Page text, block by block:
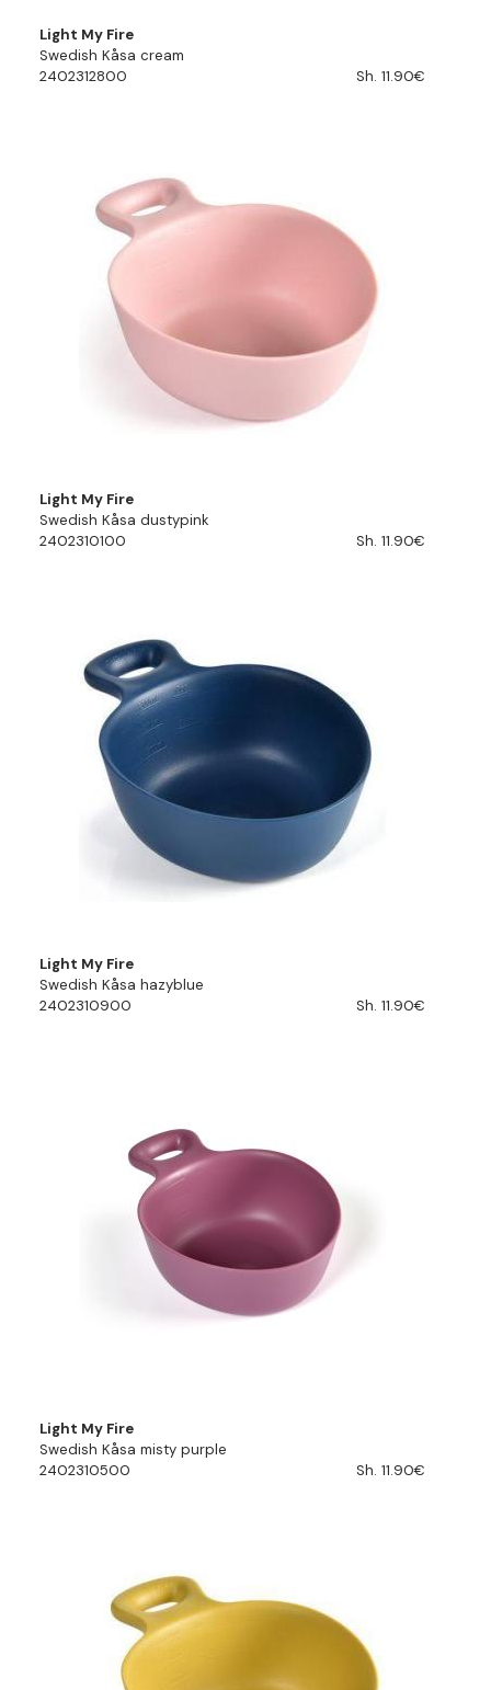
Light My Fire
Swedish Kåsa cream
2402312800
Sh. 11.90€
Light My Fire
Swedish Kåsa dustypink
2402310100
Sh. 11.90€
Light My Fire
Swedish Kåsa hazyblue
2402310900
Sh. 11.90€
Light My Fire
Swedish Kåsa misty purple
2402310500
Sh. 11.90€